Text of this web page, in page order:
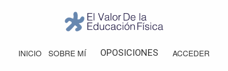
navegación
principal
barra
Valor
de
INICIO SOBRE MÍ OPOSICIONES ACCEDER